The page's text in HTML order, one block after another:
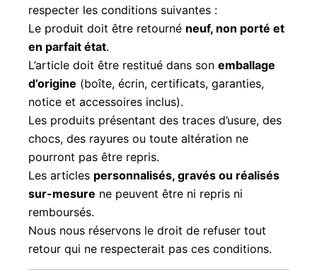
respecter les conditions suivantes :
Le produit doit être retourné neuf, non porté et
en parfait état.
L’article doit être restitué dans son emballage
d’origine (boîte, écrin, certificats, garanties,
notice et accessoires inclus).
Les produits présentant des traces d’usure, des
chocs, des rayures ou toute altération ne
pourront pas être repris.
Les articles personnalisés, gravés ou réalisés
sur-mesure ne peuvent être ni repris ni
remboursés.
Nous nous réservons le droit de refuser tout
retour qui ne respecterait pas ces conditions.